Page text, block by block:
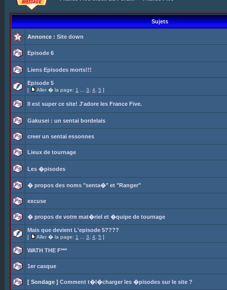
Sujets
Annonce : Site down
Episode 6
Liens Episodes morts!!!
Episode 5
[ Aller � la page: 1 3 4 5 ]
Il est super ce site! J'adore les France Five.
Gakusei : un sentai bordelais
creer un sentai essonnes
Lieux de tournage
Les �pisodes
� propos des noms "senta�" et "Ranger"
excuse
� propos de votre mat�riel et �quipe de tournage
Mais que devient L'episode 5????
[ Aller � la page: 1 3 4 5 ]
WATH THE F***
1er casque
[ Sondage ] Comment t�l�charger les �pisodes sur le site ?